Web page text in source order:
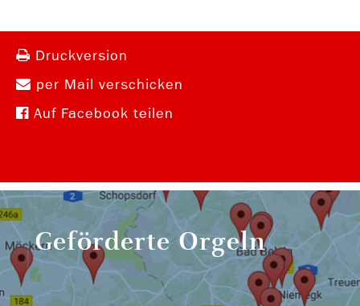
Druckversion
per Mail verschicken
Auf Facebook teilen
Geförderte Orgeln